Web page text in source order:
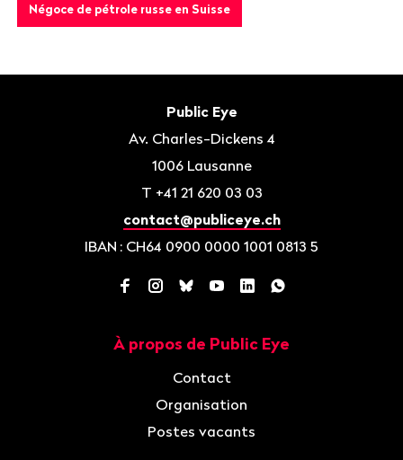
Négoce de pétrole russe en Suisse
Public Eye
Av. Charles-Dickens 4
1006 Lausanne
T +41 21 620 03 03
contact@publiceye.ch
IBAN : CH64 0900 0000 1001 0813 5
Facebook
Instagram
BlueskyYouTube
LinkedInWhatsApp
À propos de Public Eye
Contact
Organisation
Postes vacants